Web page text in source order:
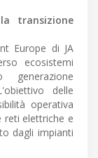
transizione
Europe di JA
ecosistemi
generazione
delle
operativa
reti elettriche e
dagli impianti